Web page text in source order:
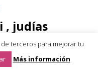
, judías
las verduras y
terceros para mejorar tu
Más información